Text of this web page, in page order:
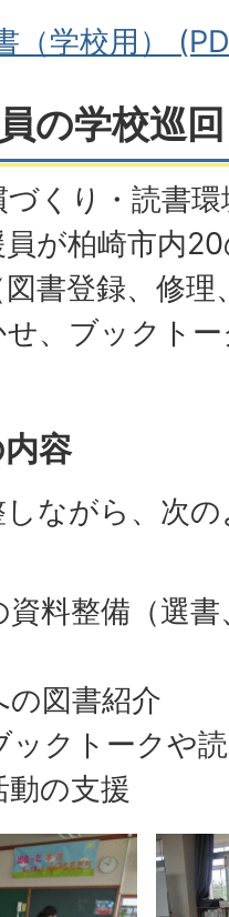
（学校用）
の学校巡回
くり・読書
が柏崎市内
書登録、修
、ブックト
容
ながら、次
料整備（選
の図書紹介
ックトークや
動の支援